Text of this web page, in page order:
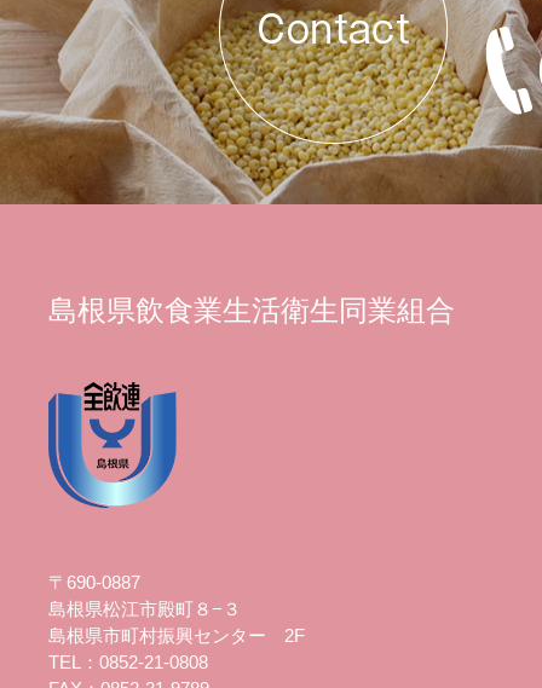
島根県飲食業生活衛生同業組合
〒690-0887
島根県松江市殿町８−３
島根県市町村振興センター 2F
TEL：0852-21-0808